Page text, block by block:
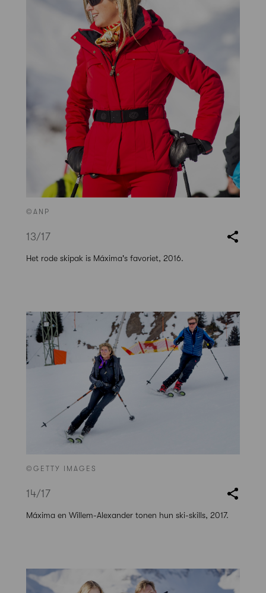
©ANP
13/17
Het rode skipak is Máxima's favoriet, 2016.
©GETTY IMAGES
14/17
Máxima en Willem-Alexander tonen hun ski-skills, 2017.